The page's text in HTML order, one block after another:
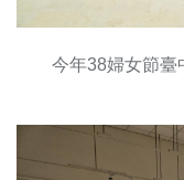
今年38婦女節臺